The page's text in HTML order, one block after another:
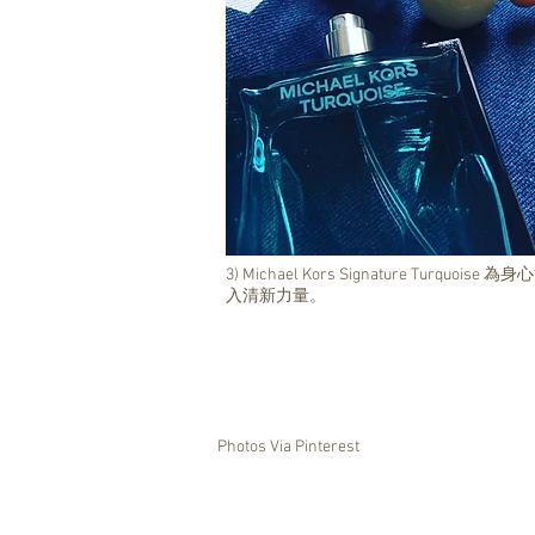
3) Michael Kors Signature Turquoise 為身
入清新力量。
Photos Via Pinterest